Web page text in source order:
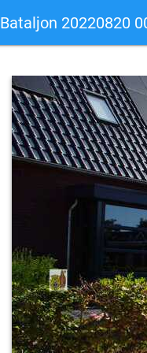
Bataljon 20220820